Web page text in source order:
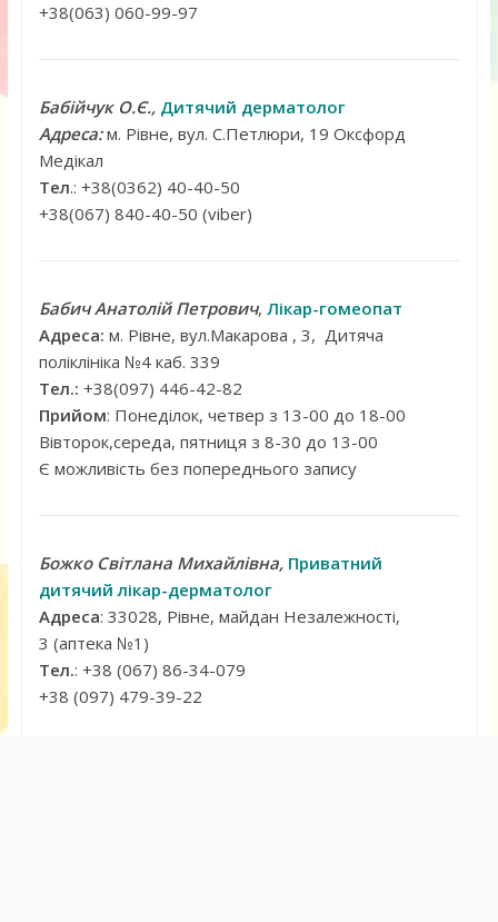
+38(063) 060-99-97
Бабійчук О.Є., Дитячий дерматолог
Адреса:м. Рівне, вул. С.Петлюри, 19 Оксфорд
Медікал
Тел.: +38(0362) 40-40-50
+38(067) 840-40-50 (viber)
Бабич Анатолій Петрович, Лікар-гомеопат
Адреса: м. Рівне, вул.Макарова , 3, Дитяча
поліклініка №4 каб. 339
Тел.: +38(097) 446-42-82
Прийом: Понеділок, четвер з 13-00 до 18-00
Вівторок,середа, пятниця з 8-30 до 13-00
Є можливість без попереднього запису
Божко Світлана Михайлівна, Приватний
дитячий лікар-дерматолог
Адреса: 33028, Рівне, майдан Незалежності,
3 (аптека №1)
Тел.: +38 (067) 86-34-079
+38 (097) 479-39-22